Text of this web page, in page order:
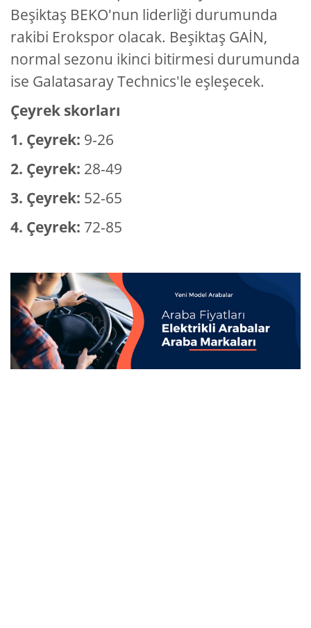
Beşiktaş BEKO'nun liderliği durumunda
rakibi Erokspor olacak. Beşiktaş GAİN,
normal sezonu ikinci bitirmesi durumunda
ise Galatasaray Technics'le eşleşecek.
Çeyrek skorları
1. Çeyrek: 9-26
2. Çeyrek: 28-49
3. Çeyrek: 52-65
4. Çeyrek: 72-85